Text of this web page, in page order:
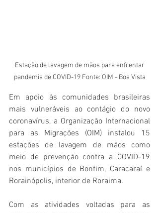
pandemia de COVID-19 Fonte: OIM - Boa Vista
Em apoio às comunidades brasileiras
mais vulneráveis ao contágio do novo
coronavírus, a Organização Internacional
para as Migrações (OIM) instalou 15
estações de lavagem de mãos como
meio de prevenção contra a COVID-19
nos municípios de Bonfim, Caracaraí e
Rorainópolis, interior de Roraima.
Com as atividades voltadas para as